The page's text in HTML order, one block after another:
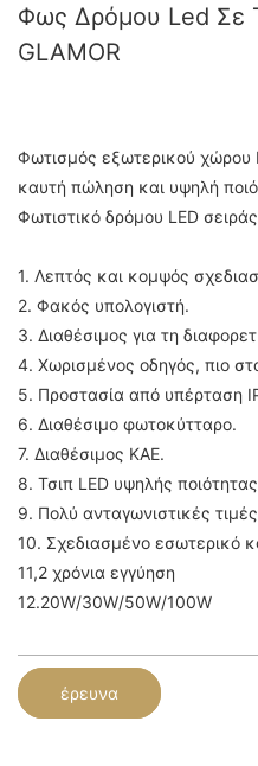
Φως Δρόμου Led Σε
GLAMOR
Φωτισμός εξωτερικού χώρου
καυτή πώληση και υψηλή
Φωτιστικό δρόμου LED
1. Λεπτός και κομψός
2. Φακός υπολογιστή.
3. Διαθέσιμος για τη
4. Χωρισμένος οδηγός, πιο
5. Προστασία από υπέρταση
6. Διαθέσιμο φωτοκύτταρο.
7. Διαθέσιμος ΚΑΕ.
8. Τσιπ LED υψηλής
9. Πολύ ανταγωνιστικές
10. Σχεδιασμένο εσωτερικό
11,2 χρόνια εγγύηση
12.20W/30W/50W/100W
έρευνα